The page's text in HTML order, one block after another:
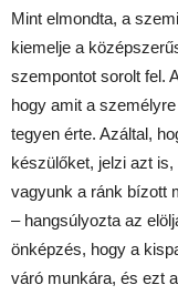
Mint elmondta, a
kiemelje a
szempontot sorolt fel.
hogy amit a
tegyen érte. Azáltal,
készülőket, jelzi azt
vagyunk a ránk bízott
– hangsúlyozta az
önképzés, hogy a
váró munkára, és ezt